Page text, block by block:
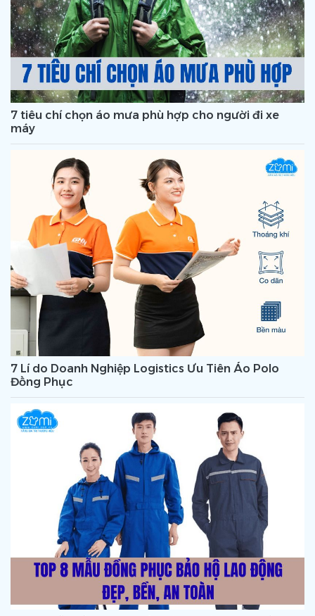
7 tiêu chí chọn áo mưa phù hợp cho người đi xe
máy
7 Lí do Doanh Nghiệp Logistics Ưu Tiên Áo Polo
Đồng Phục